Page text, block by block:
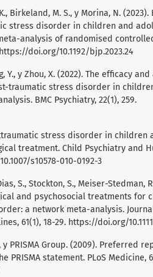
Birkeland, M. S., y Morina, N.
stress disorder in children and
analysis of randomised
https://doi.org/10.1192/bjp.2023.24
Y., y Zhou, X. (2022). The efficacy
traumatic stress disorder in
BMC Psychiatry, 22(1), 259.
stress disorder in children
treatment. Child Psychiatry and
s10578-010-0192-3
S., Stockton, S., Meiser-Stedman,
and psychosocial treatments for
a network meta-analysis.
61(1), 18-29. https://doi.org/
y PRISMA Group. (2009). Preferred
statement. PLoS Medicine,